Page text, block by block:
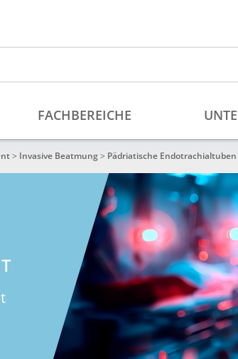
> Invasive Beatmung> Pädriatische Endotrachialtuben